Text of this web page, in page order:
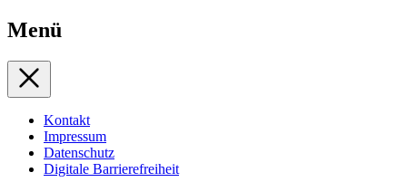
Menü
Kontakt
Impressum
Datenschutz
Digitale Barrierefreiheit